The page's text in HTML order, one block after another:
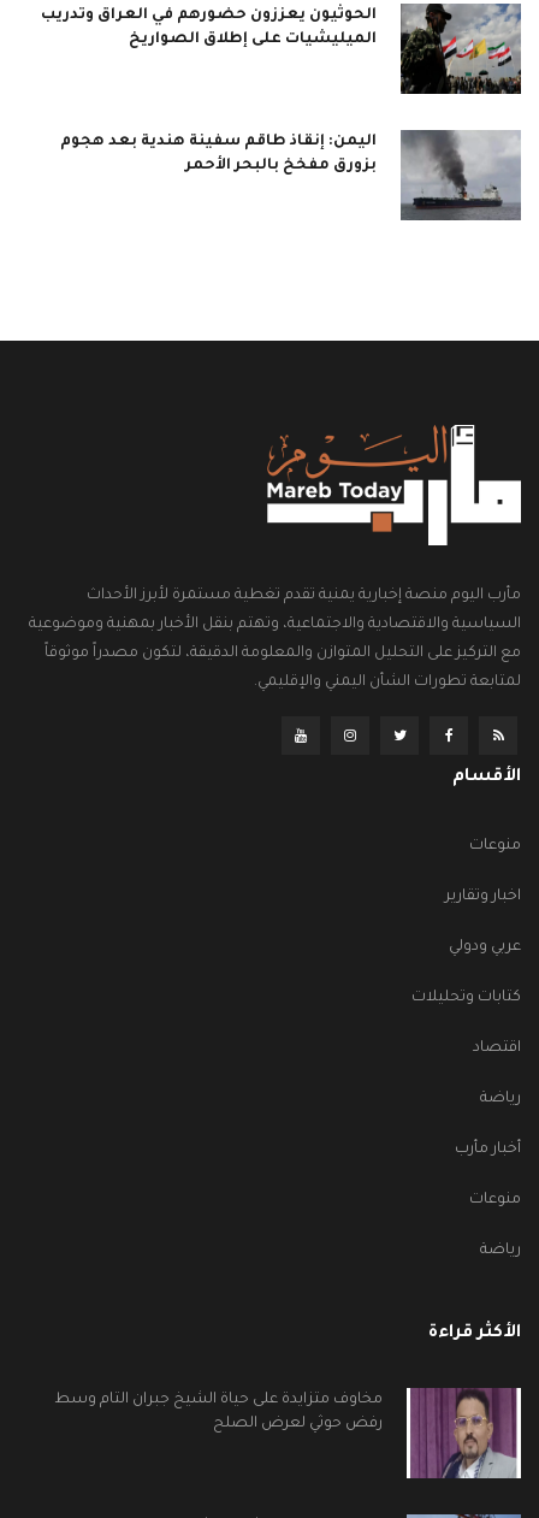
الحوثيون يعززون حضورهم في العراق وتدريب
الميليشيات على إطلاق الصواريخ
اليمن: إنقاذ طاقم سفينة هندية بعد هجوم
بزورق مفخخ بالبحر الأحمر
مأرب اليوم منصة إخبارية يمنية تقدم تغطية مستمرة لأبرز الأحداث
السياسية والاقتصادية والاجتماعية، وتهتم بنقل الأخبار بمهنية وموضوعية
مع التركيز على التحليل المتوازن والمعلومة الدقيقة، لتكون مصدراً موثوقاً
لمتابعة تطورات الشأن اليمني والإقليمي.
الأقسام
منوعات
اخبار وتقارير
عربي ودولي
كتابات وتحليلات
اقتصاد
رياضة
أخبار مأرب
منوعات
رياضة
الأكثر قراءة
مخاوف متزايدة على حياة الشيخ جبران التام وسط
رفض حوثي لعرض الصلح